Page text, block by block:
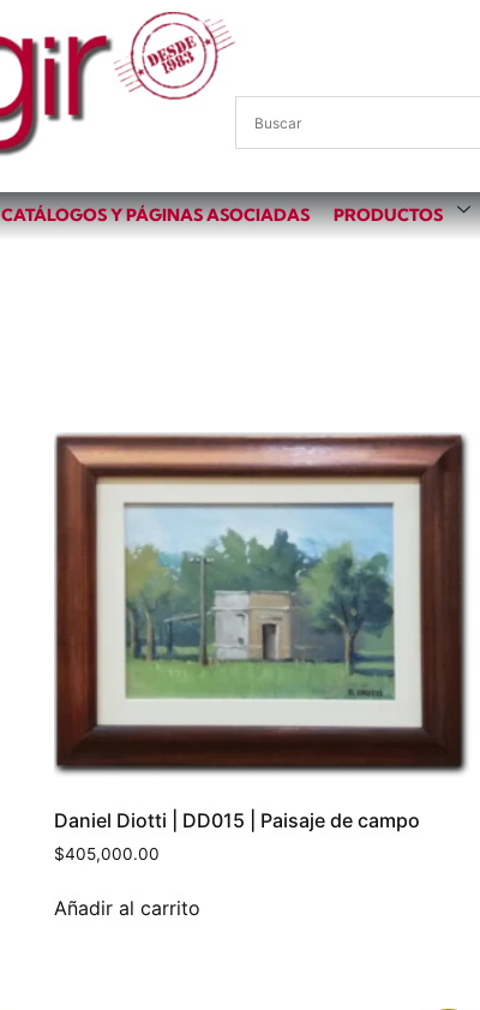
CATÁLOGOS Y PÁGINAS ASOCIADAS PRODUCTOS
Daniel Diotti | DD015 | Paisaje de campo
$405,000.00
Añadir al carrito